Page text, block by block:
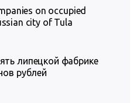
on occupied
city of Tula
липецкой фабрике
рублей